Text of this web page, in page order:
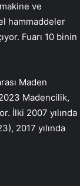
ve
hammaddeler
Fuarı 10 binin
Maden
Madencilik,
İlki 2007 yılında
2017 yılında